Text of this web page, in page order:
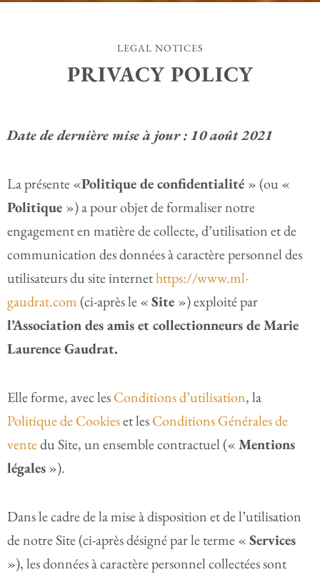
LEGAL NOTICES
PRIVACY POLICY
Date de dernière mise à jour :10 août 2021
La présente «Politique de confidentialité » (ou «
Politique ») a pour objet de formaliser notre
engagement en matière de collecte, d’utilisation et de
communication des données à caractère personnel des
utilisateurs du site internethttps://www.ml-
gaudrat.com(ci-après le «Site ») exploité par
l’Association des amis et collectionneurs de Marie
Laurence Gaudrat.
Elle forme, avec lesConditions d’utilisation, la
Politique de Cookieset lesConditions Générales de
ventedu Site, un ensemble contractuel («Mentions
légales»).
Dans le cadre de la mise à disposition et de l’utilisation
de notre Site (ci-après désigné par le terme «Services
»), les données à caractère personnel collectées sont